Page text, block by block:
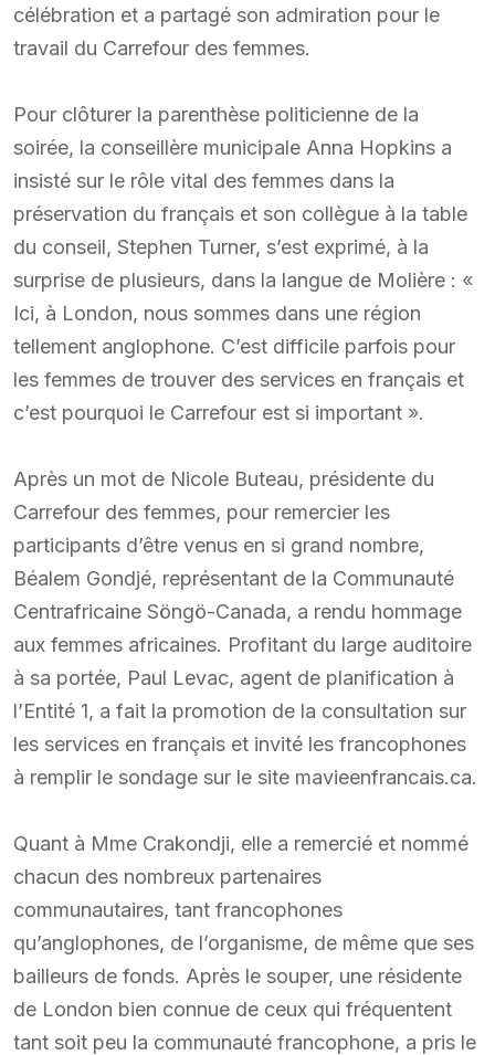
célébration et a partagé son admiration pour le
travail du Carrefour des femmes.
Pour clôturer la parenthèse politicienne de la
soirée, la conseillère municipale Anna Hopkins a
insisté sur le rôle vital des femmes dans la
préservation du français et son collègue à la table
du conseil, Stephen Turner, s’est exprimé, à la
surprise de plusieurs, dans la langue de Molière : «
Ici, à London, nous sommes dans une région
tellement anglophone. C’est difficile parfois pour
les femmes de trouver des services en français et
c’est pourquoi le Carrefour est si important ».
Après un mot de Nicole Buteau, présidente du
Carrefour des femmes, pour remercier les
participants d’être venus en si grand nombre,
Béalem Gondjé, représentant de la Communauté
Centrafricaine Söngö-Canada, a rendu hommage
aux femmes africaines. Profitant du large auditoire
à sa portée, Paul Levac, agent de planification à
l’Entité 1, a fait la promotion de la consultation sur
les services en français et invité les francophones
à remplir le sondage sur le site mavieenfrancais.ca.
Quant à Mme Crakondji, elle a remercié et nommé
chacun des nombreux partenaires
communautaires, tant francophones
qu’anglophones, de l’organisme, de même que ses
bailleurs de fonds. Après le souper, une résidente
de London bien connue de ceux qui fréquentent
tant soit peu la communauté francophone, a pris le